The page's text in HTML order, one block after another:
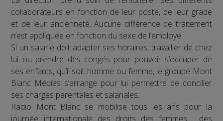
collaborateurs en fonction de leur poste, de leur grade
et de leur ancienneté. Aucune différence de traitement
n’est appliquée en fonction du sexe de l’employé.
Si un salarié doit adapter ses horaires, travailler de chez
lui ou prendre des congés pour pouvoir s’occuper de
ses enfants, qu’il soit homme ou femme, le groupe Mont
Blanc Médias s’arrange pour lui permettre de concilier
ses charges parentales et salariales.
Radio Mont Blanc se mobilise tous les ans pour la
journée internationale des droits des femmes : des